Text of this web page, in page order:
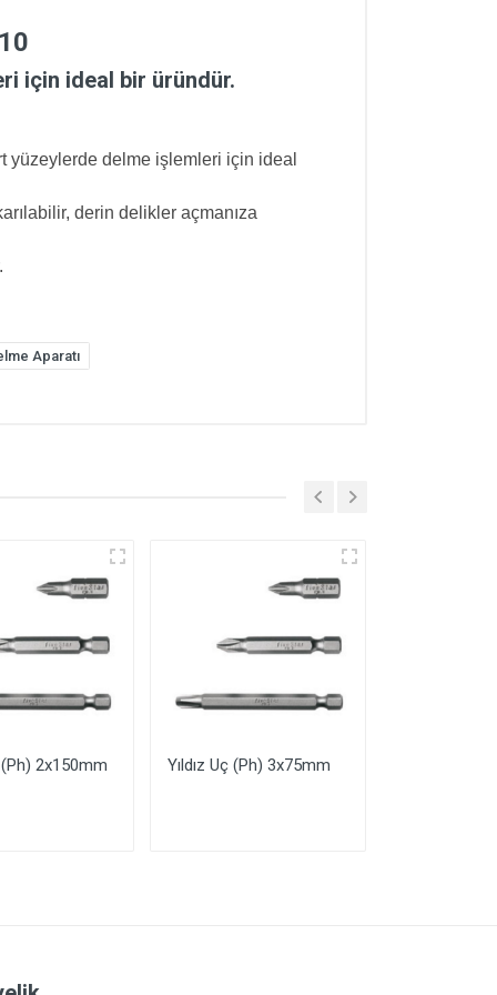
için ideal bir üründür.
yüzeylerde delme işlemleri için ideal
derin delikler açmanıza
Aparatı
(Ph) 2x150mm Yıldız Uç (Ph) 3x75mm